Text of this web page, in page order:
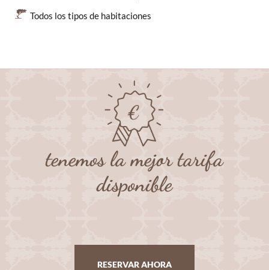
Todos los tipos de habitaciones
tenemos la mejor tarifa
disponible
RESERVAR AHORA